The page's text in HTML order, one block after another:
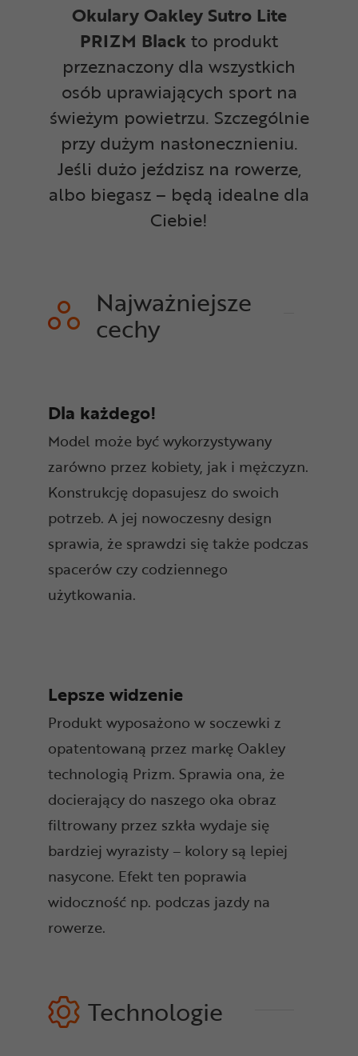
Okulary Oakley Sutro Lite
PRIZM Black to produkt
przeznaczony dla wszystkich
osób uprawiających sport na
świeżym powietrzu. Szczególnie
przy dużym nasłonecznieniu.
Jeśli dużo jeździsz na rowerze,
albo biegasz – będą idealne dla
Ciebie!
Najważniejsze
cechy
Dla każdego!
Model może być wykorzystywany
zarówno przez kobiety, jak i mężczyzn.
Konstrukcję dopasujesz do swoich
potrzeb. A jej nowoczesny design
sprawia, że sprawdzi się także podczas
spacerów czy codziennego
użytkowania.
Lepsze widzenie
Produkt wyposażono w soczewki z
opatentowaną przez markę Oakley
technologią Prizm. Sprawia ona, że
docierający do naszego oka obraz
filtrowany przez szkła wydaje się
bardziej wyrazisty – kolory są lepiej
nasycone. Efekt ten poprawia
widoczność np. podczas jazdy na
rowerze.
Technologie